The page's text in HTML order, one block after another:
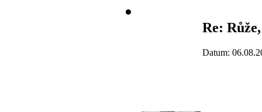
Re:
Datum: